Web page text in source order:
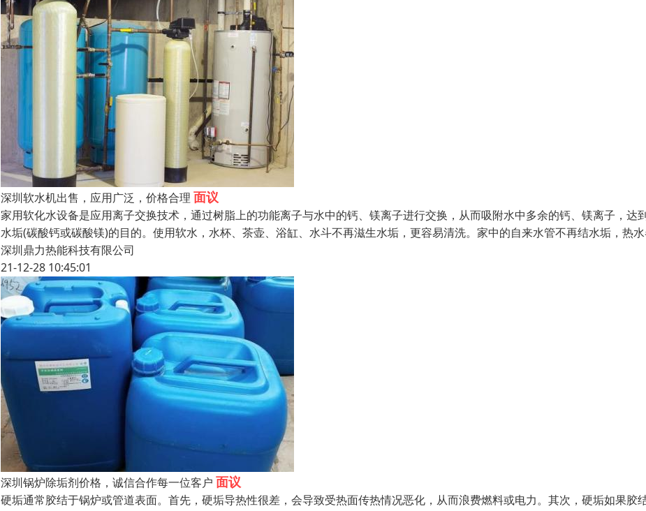
深圳软水机出售，应用广泛，价格合理 面议
家用软化水设备是应用离子交换技术，通过树脂上的功能离子与水中的钙、镁离子进行交换，从而吸附水中多余的钙、镁离子，达
水垢(碳酸钙或碳酸镁)的目的。使用软水，水杯、茶壶、浴缸、水斗不再滋生水垢，更容易清洗。家中的自来水管不再结水垢，热
深圳鼎力热能科技有限公司
21-12-28 10:45:01
深圳锅炉除垢剂价格，诚信合作每一位客户 面议
硬垢通常胶结于锅炉或管道表面。首先，硬垢导热性很差，会导致受热面传热情况恶化，从而浪费燃料或电力。其次，硬垢如果胶